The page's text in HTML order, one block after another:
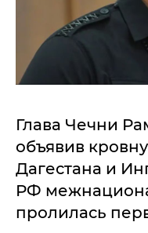
Глава Чечни
объявив
Дагестана и
РФ
пролилась